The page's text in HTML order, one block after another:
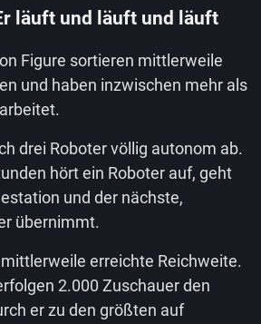
läuft und läuft und läuft
Figure sortieren mittlerweile
und haben inzwischen mehr als
drei Roboter völlig autonom ab.
hört ein Roboter auf, geht
und der nächste,
übernimmt.
erreichte Reichweite.
2.000 Zuschauer den
er zu den größten auf